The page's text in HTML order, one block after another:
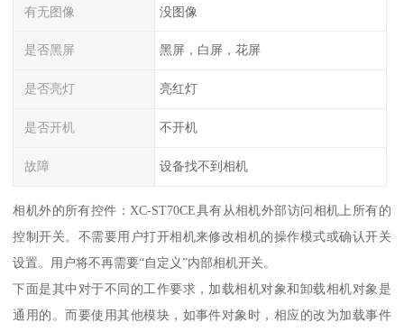
有无图像 没图像
是否黑屏 黑屏，白屏，花屏
是否亮灯 亮红灯
是否开机 不开机
故障 设备找不到相机
相机外的所有控件：XC-ST70CE具有从相机外部访问相机上所有的
控制开关。不需要用户打开相机来修改相机的操作模式或确认开关
设置。用户将不再需要“自定义”内部相机开关。
下面是其中对于不同的工作要求，加载相机对象和卸载相机对象是
通用的。而要使用其他模块，如事件对象时，相应的改为加载事件